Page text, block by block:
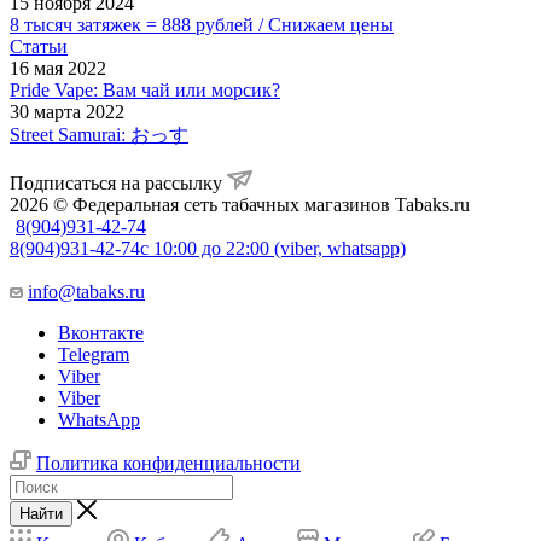
8 тысяч затяжек = 888 рублей / Снижаем цены
Статьи
16 мая 2022
Pride Vape: Вам чай или морсик?
30 марта 2022
Street Samurai: おっす
Подписаться на рассылку
2026 © Федеральная сеть табачных магазинов Tabaks.ru
8(904)931-42-74
8(904)931-42-74с 10:00 до 22:00 (viber, whatsapp)
info@tabaks.ru
Вконтакте
Telegram
Viber
Viber
WhatsApp
Политика конфиденциальности
Найти